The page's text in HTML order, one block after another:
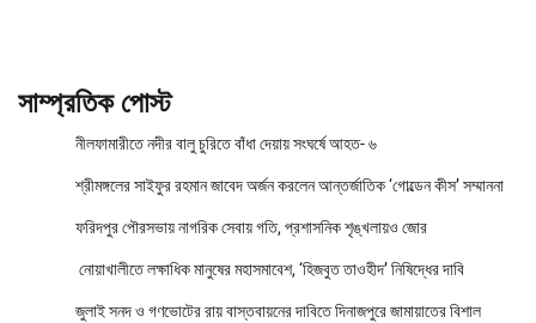
সাম্প্রতিক পোস্ট
নীলফামারীতে নদীর বালু চুরিতে বাঁধা দেয়ায় সংঘর্ষে আহত- ৬
শ্রীমঙ্গলের সাইফুর রহমান জাবেদ অর্জন করলেন আন্তর্জাতিক ‘গোল্ডেন কীস’ সম্মাননা
ফরিদপুর পৌরসভায় নাগরিক সেবায় গতি, প্রশাসনিক শৃঙ্খলায়ও জোর
নোয়াখালীতে লক্ষাধিক মানুষের মহাসমাবেশ, ‘হিজবুত তাওহীদ’ নিষিদ্ধের দাবি
জুলাই সনদ ও গণভোটের রায় বাস্তবায়নের দাবিতে দিনাজপুরে জামায়াতের বিশাল